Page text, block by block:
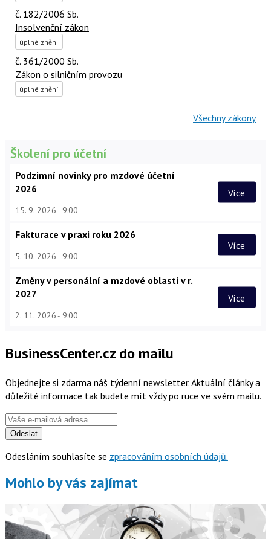
č. 182/2006 Sb.
Insolvenční zákon
úplné znění
č. 361/2000 Sb.
Zákon o silničním provozu
úplné znění
Všechny zákony
Školení pro účetní
Podzimní novinky pro mzdové účetní
2026
15. 9. 2026 9:00
Více
Fakturace v praxi roku 2026
5. 10. 2026 9:00
Více
Změny v personální a mzdové oblasti v r.
2027
2. 11. 2026 9:00
Více
BusinessCenter.cz do mailu
Objednejte si zdarma náš týdenní newsletter. Aktuální články a
důležité informace tak budete mít vždy po ruce ve svém mailu.
Odeslat
Odesláním souhlasíte se zpracováním osobních údajů.
Mohlo by vás zajímat